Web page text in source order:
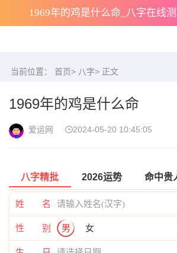
1969年的鸡是什么命_八字在线
当前位置： 首页> 八字> 正文
1969年的鸡是什么命
爱运网 2024-05-20 10:45:05
八字精批 2026运势 命中贵
姓 名
性 别 男 女